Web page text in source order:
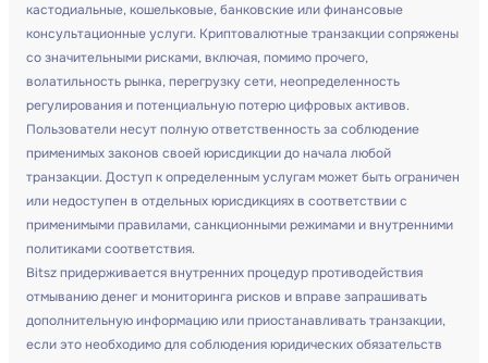
кастодиальные, кошельковые, банковские или финансовые
консультационные услуги. Криптовалютные транзакции сопряжены
со значительными рисками, включая, помимо прочего,
волатильность рынка, перегрузку сети, неопределенность
регулирования и потенциальную потерю цифровых активов.
Пользователи несут полную ответственность за соблюдение
применимых законов своей юрисдикции до начала любой
транзакции. Доступ к определенным услугам может быть ограничен
или недоступен в отдельных юрисдикциях в соответствии с
применимыми правилами, санкционными режимами и внутренними
политиками соответствия.
Bitsz придерживается внутренних процедур противодействия
отмыванию денег и мониторинга рисков и вправе запрашивать
дополнительную информацию или приостанавливать транзакции,
если это необходимо для соблюдения юридических обязательств